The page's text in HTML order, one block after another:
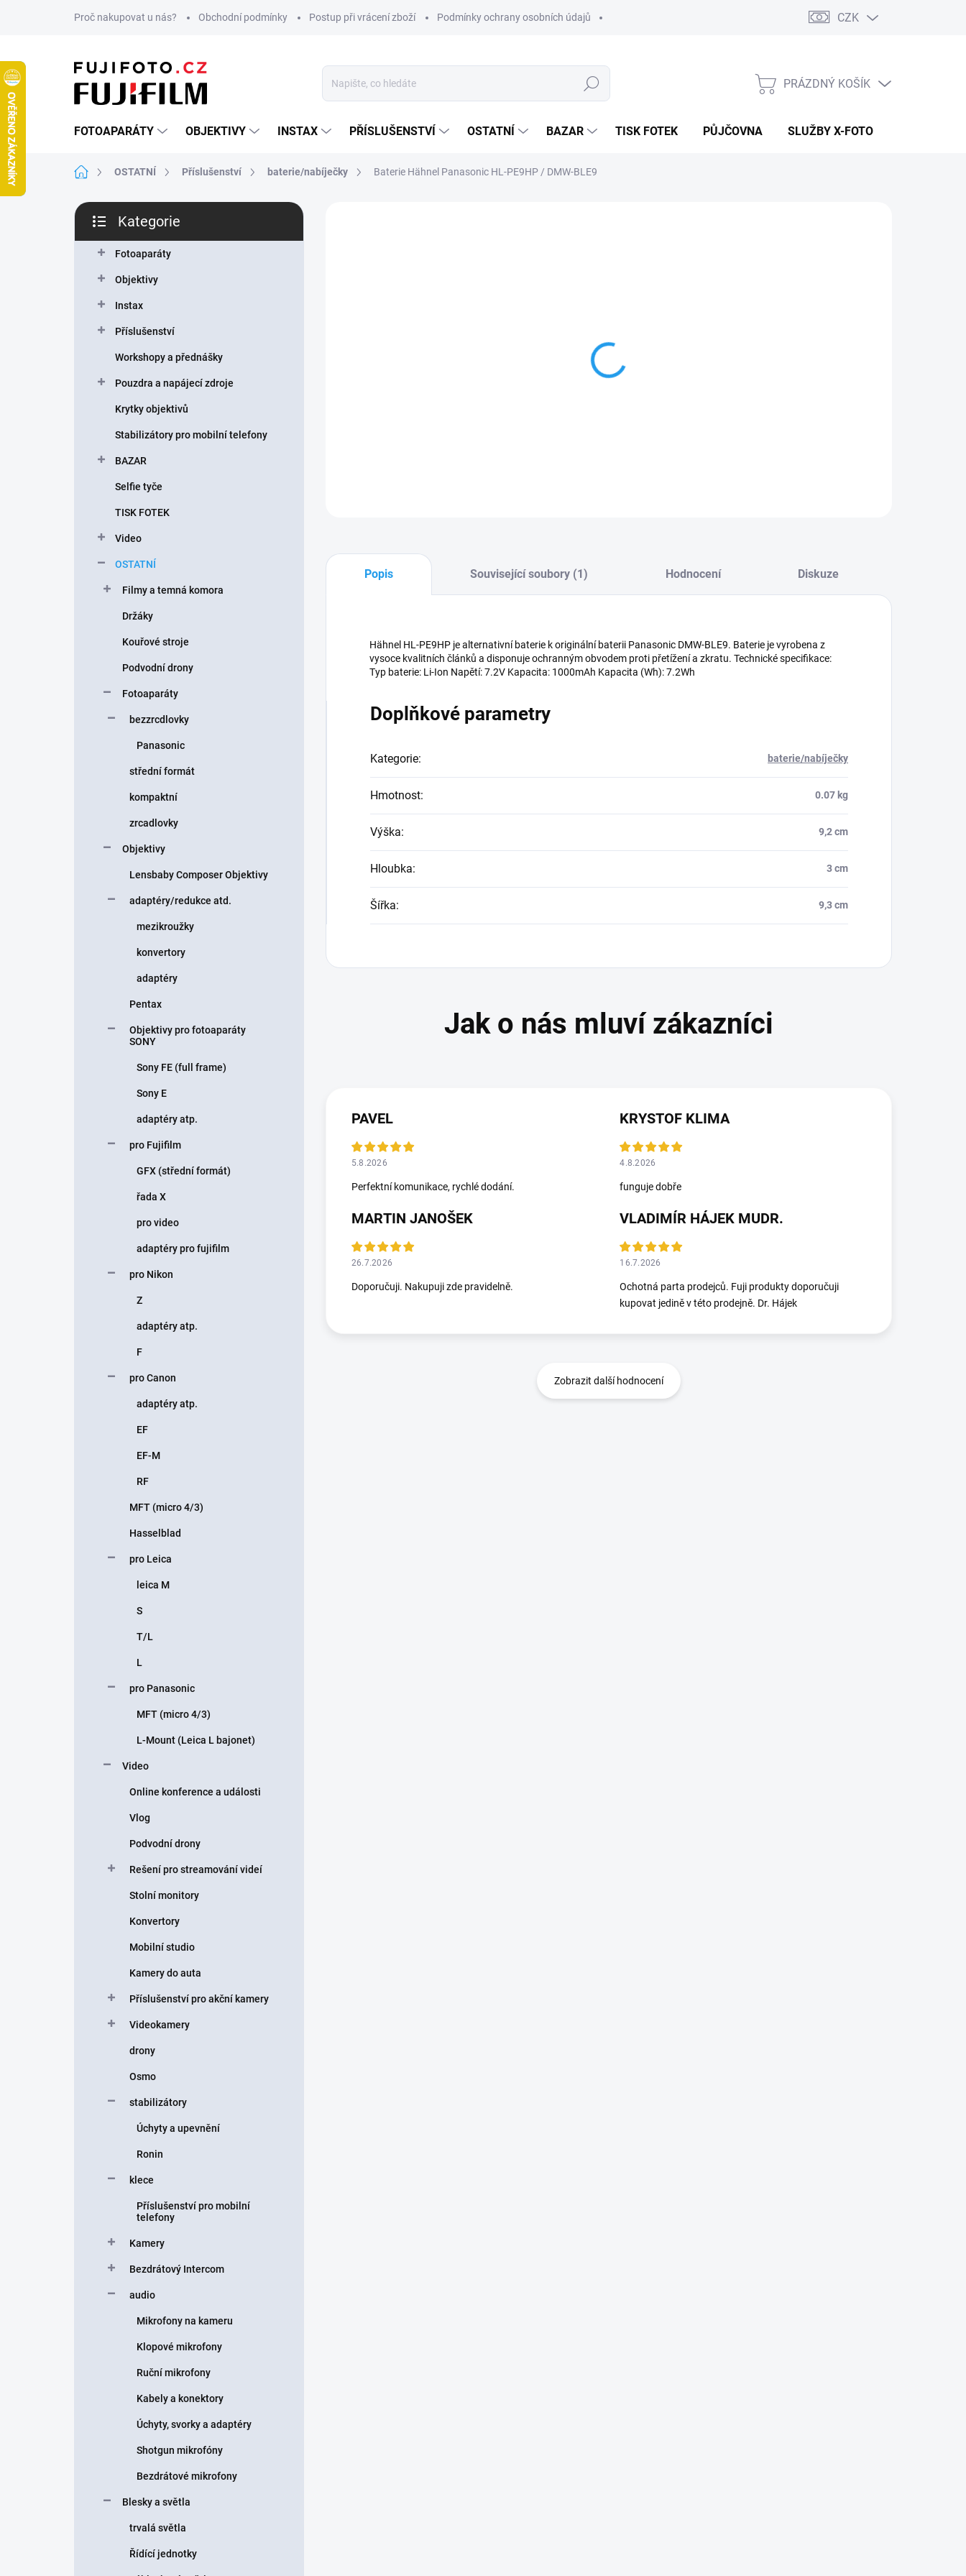
Proč nakupovat u nás? Obchodní podmínky Postup při vrácení zboží Podmínky ochrany osobních údajů CZK
Hledat
NÁKUPNÍ
PRÁZDNÝ KOŠÍK
FOTOAPARÁTY OBJEKTIVY INSTAX PŘÍSLUŠENSTVÍ OSTATNÍ BAZAR TISK FOTEK PŮJČOVNA SLUŽBY X-FOTO
Domů OSTATNÍ Příslušenství baterie/nabíječky Baterie Hähnel Panasonic HL-PE9HP / DMW-BLE9
P
s
kategorie
Kategorie
Fotoaparáty
Objektivy
Instax
Příslušenství
Workshopy a přednášky
Pouzdra a napájecí zdroje
Krytky objektivů
Stabilizátory pro mobilní telefony
BAZAR
Selfie tyče
TISK FOTEK
Video
OSTATNÍ
Filmy a temná komora
Držáky
Kouřové stroje
Podvodní drony
Fotoaparáty
bezzrcdlovky
Panasonic
střední formát
kompaktní
zrcadlovky
Objektivy
Lensbaby Composer Objektivy
adaptéry/redukce atd.
mezikroužky
konvertory
adaptéry
Pentax
Objektivy pro fotoaparáty
SONY
Sony FE (full frame)
Sony E
adaptéry atp.
pro Fujifilm
GFX (střední formát)
řada X
pro video
adaptéry pro fujifilm
pro Nikon
Z
adaptéry atp.
F
pro Canon
adaptéry atp.
EF
EF-M
RF
MFT (micro 4/3)
Hasselblad
pro Leica
leica M
S
T/L
L
pro Panasonic
MFT (micro 4/3)
L-Mount (Leica L bajonet)
Video
Online konference a události
Vlog
Podvodní drony
Rešení pro streamování videí
Stolní monitory
Konvertory
Mobilní studio
Kamery do auta
Příslušenství pro akční kamery
Videokamery
drony
Osmo
stabilizátory
Úchyty a upevnění
Ronin
klece
Příslušenství pro mobilní
telefony
Kamery
Bezdrátový Intercom
audio
Mikrofony na kameru
Klopové mikrofony
Ruční mikrofony
Kabely a konektory
Úchyty, svorky a adaptéry
Shotgun mikrofóny
Bezdrátové mikrofony
Blesky a světla
trvalá světla
Řídící jednotky
Popis Související soubory (1) Hodnocení Diskuze
Hähnel HL-PE9HP je alternativní baterie k originální baterii Panasonic DMW-BLE9. Baterie je vyrobena z
vysoce kvalitních článků a disponuje ochranným obvodem proti přetížení a zkratu. Technické specifikace:
Typ baterie: Li-Ion Napětí: 7.2V Kapacita: 1000mAh Kapacita (Wh): 7.2Wh
Doplňkové parametry
Kategorie: baterie/nabíječky
Hmotnost: 0.07 kg
Výška: 9,2 cm
Hloubka: 3 cm
Šířka: 9,3 cm
PAVEL
5.8.2026
Perfektní komunikace, rychlé dodání.
KRYSTOF KLIMA
4.8.2026
funguje dobře
MARTIN JANOŠEK
26.7.2026
Doporučuji. Nakupuji zde pravidelně.
VLADIMÍR HÁJEK MUDR.
16.7.2026
Ochotná parta prodejců. Fuji produkty doporučuji
kupovat jedině v této prodejně. Dr. Hájek
Zobrazit další hodnocení